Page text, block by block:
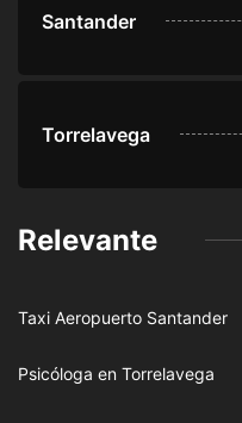
Santander
Torrelavega
Relevante
Taxi Aeropuerto Santander
Psicóloga en Torrelavega